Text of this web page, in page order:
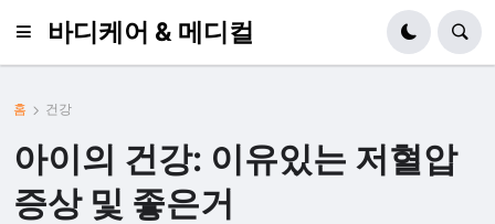
바디케어 & 메디컬
홈 건강
아이의 건강: 이유있는 저혈압
증상 및 좋은거